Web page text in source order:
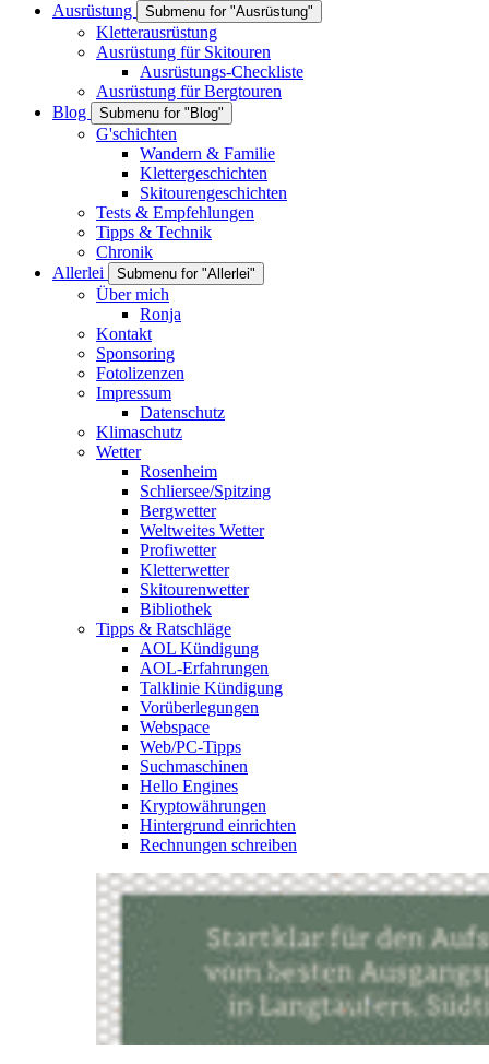
Ausrüstung
Submenu for "Ausrüstung"
Kletterausrüstung
Ausrüstung für Skitouren
Ausrüstungs-Checkliste
Ausrüstung für Bergtouren
Blog
Submenu for "Blog"
G'schichten
Wandern & Familie
Klettergeschichten
Skitourengeschichten
Tests & Empfehlungen
Tipps & Technik
Chronik
Allerlei
Submenu for "Allerlei"
Über mich
Ronja
Kontakt
Sponsoring
Fotolizenzen
Impressum
Datenschutz
Klimaschutz
Wetter
Rosenheim
Schliersee/Spitzing
Bergwetter
Weltweites Wetter
Profiwetter
Kletterwetter
Skitourenwetter
Bibliothek
Tipps & Ratschläge
AOL Kündigung
AOL-Erfahrungen
Talklinie Kündigung
Vorüberlegungen
Webspace
Web/PC-Tipps
Suchmaschinen
Hello Engines
Kryptowährungen
Hintergrund einrichten
Rechnungen schreiben